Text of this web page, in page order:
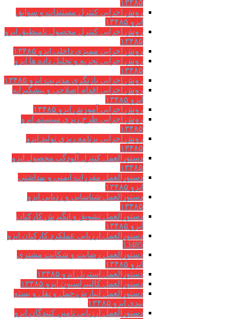
۱۳۴۸۵
روش اجرایی کنترل مستندات و سوابق
ایزو ۱۳۴۸۵
روش اجرایی کنترل محصول نامنطبق ایزو
۱۳۴۸۵
روش اجرایی ممیزی داخلی ایزو ۱۳۴۸۵
روش اجرایی تجزیه و تحلیل داده ها ایزو
۱۳۴۸۵
روش اجرایی بازنگری مدیریت ایزو ۱۳۴۸۵
روش اجرایی اقدام اصلاحی و پیشگیرانه
ایزو ۱۳۴۸۵
روش اجرایی آموزش ایزو ۱۳۴۸۵
روش اجرایی طرح ریزی سیستم ایزو
۱۳۴۸۵
روش اجرایی برنامه ریزی تولید ایزو
۱۳۴۸۵
دستورالعمل کنترل آلودگی محصول ایزو
۱۳۴۸۵
دستورالعمل مقررات ایمنی و بهداشتی
ایزو ۱۳۴۸۵
دستورالعمل شناسایی و ردیابی ایزو
۱۳۴۸۵
دستورالعمل تشویق و انگیزش کارکنان
ایزو ۱۳۴۸۵
دستورالعمل ارزیابی عملکرد کارکنان ایزو
13485
دستورالعمل رضایت و شکایت مشتری
ایزو ۱۳۴۸۵
دستورالعمل استریل ایزو ۱۳۴۸۵
دستورالعمل کالیبراسیون ایزو ۱۳۴۸۵
دستورالعمل انبارش،حمل و نقل و بسته
بندی ایزو ۱۳۴۸۵
دستورالعمل ارزیابی تامین کنندگان ایزو